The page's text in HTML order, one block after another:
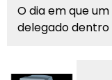
O dia em que
delegado dentro